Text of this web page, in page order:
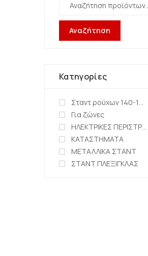
Αναζήτηση
Κατηγορίες
Σταντ ρούχων 140-150cm
Για ζώνες
ΗΛΕΚΤΡΙΚΕΣ ΠΕΡΙΣΤΡΕΦΟΜΕΝΕΣ ΒΑΣΕΙΣ
ΚΑΤΑΣΤΗΜΑΤΑ
ΜΕΤΑΛΛΙΚΑ ΣΤΑΝΤ
ΣΤΑΝΤ ΠΛΕΞΙΓΚΛΑΣ